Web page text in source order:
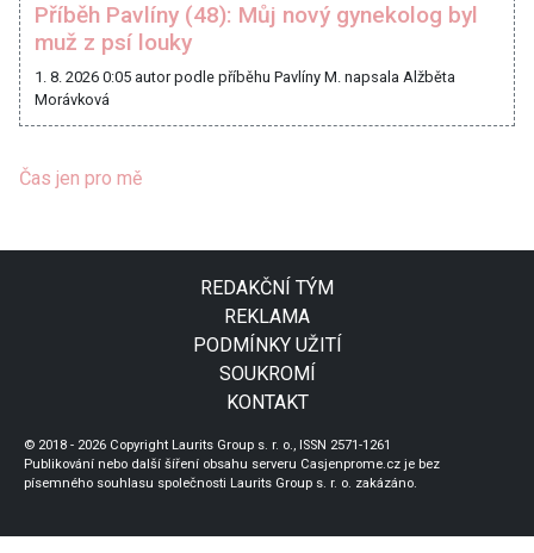
Příběh Pavlíny (48): Můj nový gynekolog byl
muž z psí louky
1. 8. 2026 0:05 autor podle příběhu Pavlíny M. napsala Alžběta
Morávková
Čas jen pro mě
REDAKČNÍ TÝM
REKLAMA
PODMÍNKY UŽITÍ
SOUKROMÍ
KONTAKT
© 2018 - 2026 Copyright Laurits Group s. r. o., ISSN 2571-1261
Publikování nebo další šíření obsahu serveru Casjenprome.cz je bez
písemného souhlasu společnosti Laurits Group s. r. o. zakázáno.